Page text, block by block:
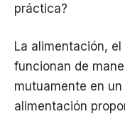
práctica?
La alimentación,
funcionan de
mutuamente en
alimentación